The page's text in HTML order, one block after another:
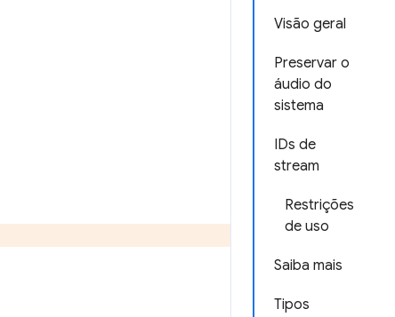
Visão geral
Preservar o
áudio do
sistema
IDs de
stream
Restrições
de uso
Saiba mais
Tipos